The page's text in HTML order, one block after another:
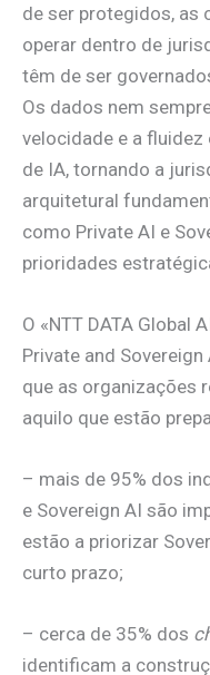
de ser protegidos, as
operar dentro de
têm de ser
Os dados nem
velocidade e a
de IA, tornando a
arquitetural
como Private AI e
prioridades
O «NTT DATA Global
Private and
que as organizações
aquilo que estão
– mais de 95% dos
e Sovereign AI são
estão a priorizar
curto prazo;
– cerca de 35% dos
identificam a